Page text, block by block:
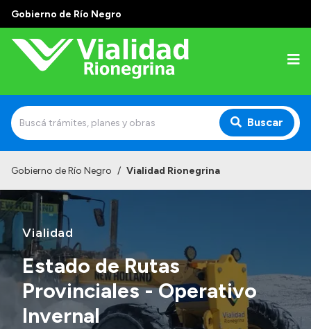
Gobierno de Río Negro
Buscar
Institucional
Funciones
Autoridades
Delegaciones
Normativa
Historia Vial
Gobierno de Río Negro / Vialidad Rionegrina
Vialidad
Estado de Rutas
Provinciales - Operativo
Invernal